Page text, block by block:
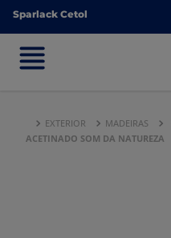
Sparlack Cetol
Sparlack Cetol
EXTERIOR MADEIRAS
ACETINADO SOM DA NATUREZA